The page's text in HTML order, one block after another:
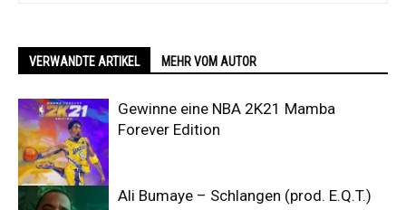
VERWANDTE ARTIKEL MEHR VOM AUTOR
Gewinne eine NBA 2K21 Mamba
Forever Edition
Ali Bumaye – Schlangen (prod. E.Q.T.)